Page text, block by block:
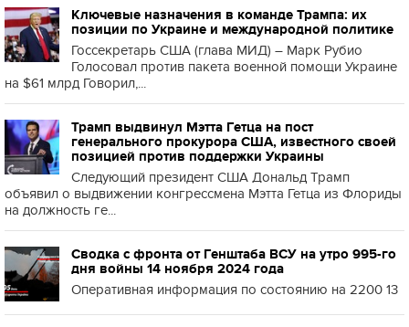
Ключевые назначения в команде Трампа: их
позиции по Украине и международной политике
Госсекретарь США (глава МИД) – Марк Рубио
Голосовал против пакета военной помощи Украине
на $61 млрд Говорил,...
Трамп выдвинул Мэтта Гетца на пост
генерального прокурора США, известного своей
позицией против поддержки Украины
Следующий президент США Дональд Трамп
объявил о выдвижении конгрессмена Мэтта Гетца из Флориды
на должность ге...
Сводка с фронта от Генштаба ВСУ на утро 995-го
дня войны 14 ноября 2024 года
Оперативная информация по состоянию на 2200 13